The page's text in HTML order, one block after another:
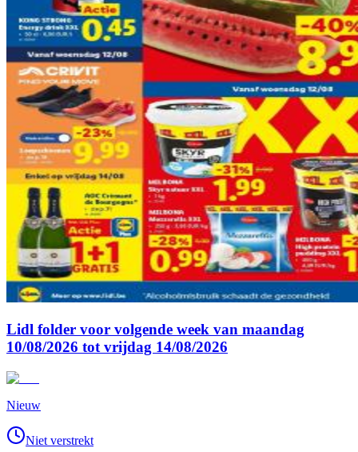
Lidl folder voor volgende week van maandag
10/08/2026 tot vrijdag 14/08/2026
Nieuw
Niet verstrekt